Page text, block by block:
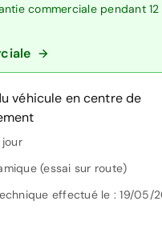
commerciale pendant 12
véhicule en centre de
jour
(essai sur route)
effectué le : 19/05/